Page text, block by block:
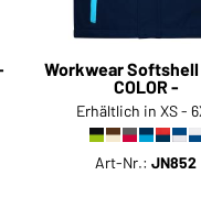
Workwear Softshell
COLOR -
Erhältlich in XS -
Art-Nr.:JN852